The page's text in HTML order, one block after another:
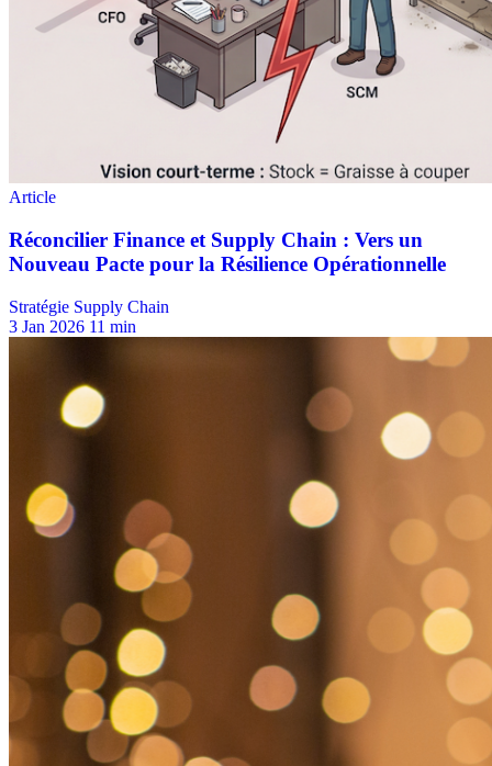
Stratégie Supply Chain
3 Jan 2026 11 min